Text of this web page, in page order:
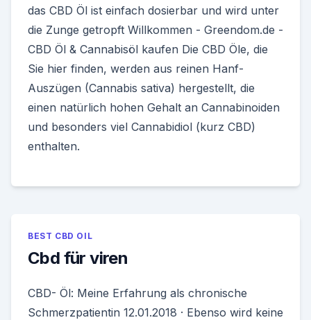
das CBD Öl ist einfach dosierbar und wird unter
die Zunge getropft Willkommen - Greendom.de -
CBD Öl & Cannabisöl kaufen Die CBD Öle, die
Sie hier finden, werden aus reinen Hanf-
Auszügen (Cannabis sativa) hergestellt, die
einen natürlich hohen Gehalt an Cannabinoiden
und besonders viel Cannabidiol (kurz CBD)
enthalten.
BEST CBD OIL
Cbd für viren
CBD- Öl: Meine Erfahrung als chronische
Schmerzpatientin 12.01.2018 · Ebenso wird keine